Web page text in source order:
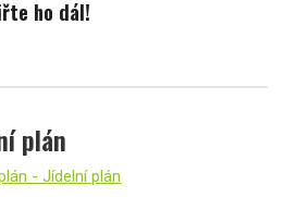
ho dál!
plán
- Jídelní plán